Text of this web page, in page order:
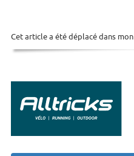
Cet article a été déplacé dans mon